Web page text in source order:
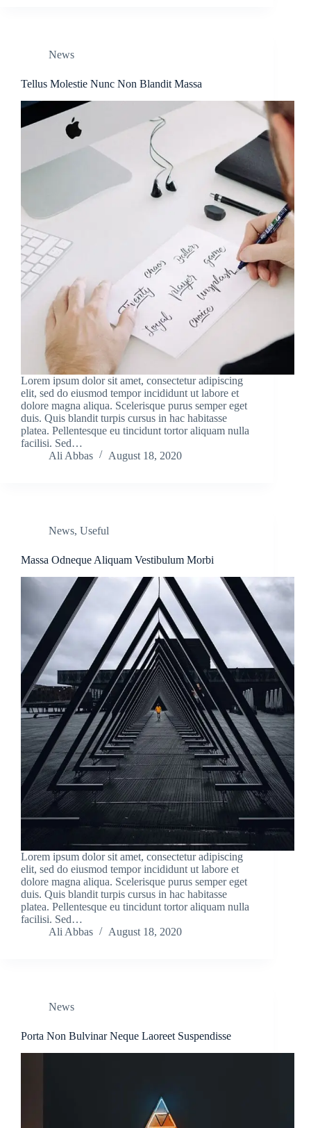
News
Tellus Molestie Nunc Non Blandit Massa
Lorem ipsum dolor sit amet, consectetur adipiscing
elit, sed do eiusmod tempor incididunt ut labore et
dolore magna aliqua. Scelerisque purus semper eget
duis. Quis blandit turpis cursus in hac habitasse
platea. Pellentesque eu tincidunt tortor aliquam nulla
facilisi. Sed…
Ali Abbas
August 18, 2020
News, Useful
Massa Odneque Aliquam Vestibulum Morbi
Lorem ipsum dolor sit amet, consectetur adipiscing
elit, sed do eiusmod tempor incididunt ut labore et
dolore magna aliqua. Scelerisque purus semper eget
duis. Quis blandit turpis cursus in hac habitasse
platea. Pellentesque eu tincidunt tortor aliquam nulla
facilisi. Sed…
Ali Abbas
August 18, 2020
News
Porta Non Bulvinar Neque Laoreet Suspendisse